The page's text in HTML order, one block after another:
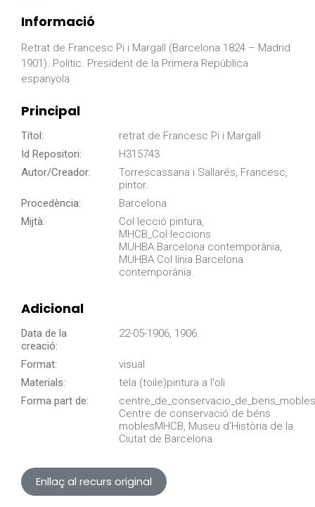
Informació
Retrat de Francesc Pi i Margall (Barcelona 1824 – Madrid
1901). Polític. President de la Primera República
espanyola
Principal
Títol:
retrat de Francesc Pi i Margall
Id Repositori:
H315743
Autor/Creador:
Torrescassana i Sallarés, Francesc,
pintor.
Procedència:
Barcelona
Mijtà:
Col·lecció pintura,
MHCB_Col·leccions
MUHBA.Barcelona contemporània,
MUHBA Col línia Barcelona
contemporània.
Adicional
Data de la
creació:
22-05-1906, 1906.
Format:
visual
Materials:
tela (toile)pintura a l'oli
Forma part de:
Centre de conservació de béns
moblesMHCB, Museu d'Història de la
Ciutat de Barcelona.
Enllaç al recurs original